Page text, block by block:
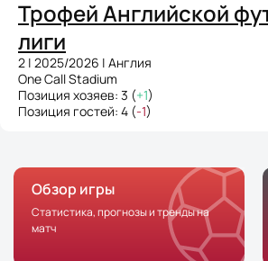
Трофей Английской
лиги
2 | 2025/2026 | Англия
One Call Stadium
Позиция хозяев: 3 (+1)
Позиция гостей: 4 (-1)
Обзор игры
Статистика, прогнозы и тренды на
матч